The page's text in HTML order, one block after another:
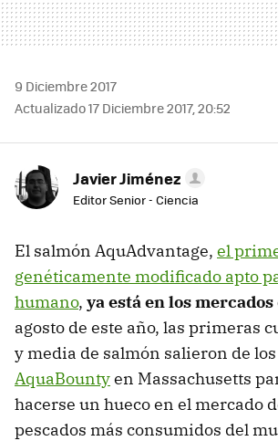
9 Diciembre 2017
Actualizado 17 Diciembre 2017, 20:52
Javier Jiménez
Editor Senior - Ciencia
El salmón AquAdvantage, el
genéticamente modificado apto
humano, ya está en los mercados
agosto de este año, las primeras
y media de salmón salieron de
AquaBountyen Massachusetts
hacerse un hueco en el mercado
pescados más consumidos del